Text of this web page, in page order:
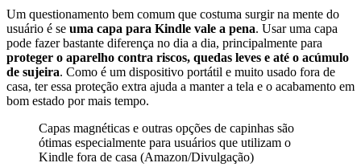
Um questionamento bem comum que costuma surgir na mente do
usuário é se uma capa para Kindle vale a pena. Usar uma capa
pode fazer bastante diferença no dia a dia, principalmente para
proteger o aparelho contra riscos, quedas leves e até o acúmulo
de sujeira. Como é um dispositivo portátil e muito usado fora de
casa, ter essa proteção extra ajuda a manter a tela e o acabamento em
bom estado por mais tempo.
Capas magnéticas e outras opções de capinhas são
ótimas especialmente para usuários que utilizam o
Kindle fora de casa (Amazon/Divulgação)